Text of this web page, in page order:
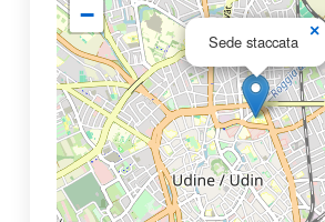
Sede staccata
×
−